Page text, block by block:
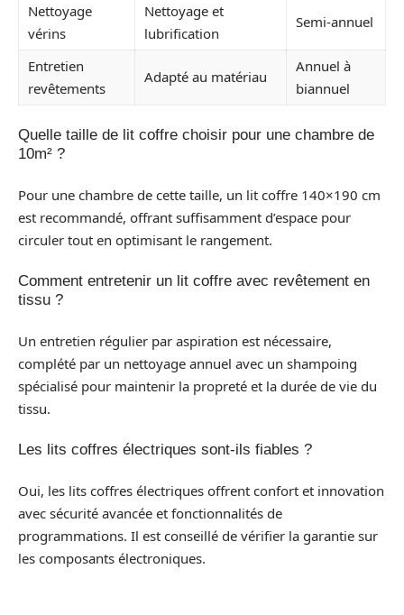
Nettoyage
vérins
Nettoyage et
lubrification
Semi-annuel
Entretien
revêtements
Adapté au matériau
Annuel à
biannuel
Quelle taille de lit coffre choisir pour une chambre de
10m² ?
Pour une chambre de cette taille, un lit coffre 140×190 cm
est recommandé, offrant suffisamment d’espace pour
circuler tout en optimisant le rangement.
Comment entretenir un lit coffre avec revêtement en
tissu ?
Un entretien régulier par aspiration est nécessaire,
complété par un nettoyage annuel avec un shampoing
spécialisé pour maintenir la propreté et la durée de vie du
tissu.
Les lits coffres électriques sont-ils fiables ?
Oui, les lits coffres électriques offrent confort et innovation
avec sécurité avancée et fonctionnalités de
programmations. Il est conseillé de vérifier la garantie sur
les composants électroniques.